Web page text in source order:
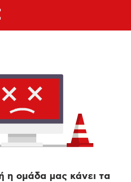
η ομάδα μας κάνει τα